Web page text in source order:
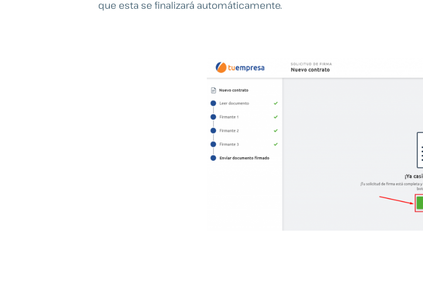
que esta se finalizará automáticamente.